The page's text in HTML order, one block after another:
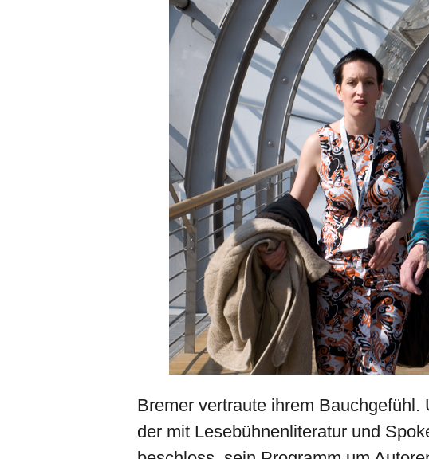
Bremer vertraute ihrem
der mit Lesebühnenliteratur und